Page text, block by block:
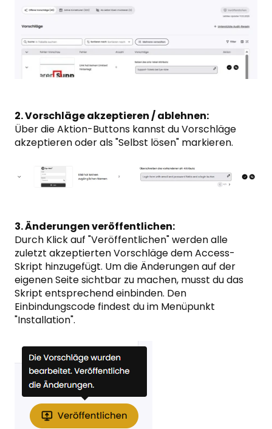
2. Vorschläge akzeptieren / ablehnen:
Über die Aktion-Buttons kannst du Vorschläge
akzeptieren oder als "Selbst lösen" markieren.
3. Änderungen veröffentlichen:
Durch Klick auf "Veröffentlichen" werden alle
zuletzt akzeptierten Vorschläge dem Access-
Skript hinzugefügt. Um die Änderungen auf der
eigenen Seite sichtbar zu machen, musst du das
Skript entsprechend einbinden. Den
Einbindungscode findest du im Menüpunkt
"Installation".